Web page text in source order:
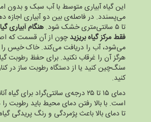
این گیاه آبیاری متوسط با آب سبک و بدون
تا ۵ سانتی‌متری خشک شود.
هنگام آبیاری
فقط مرکز گیاه بریزیدچون از آن قسمت که
می‌شود، آب را دریافت می‌کند. خاک خیس
هرگز آن را غرقاب نکنید. برای حفظ رطوبت
سنگ‌چین کنید یا از دستگاه رطوبت ساز در
کنید.
دمای ۱۵ تا ۲۵ درجه‌ی سانتی‌گراد برای
است. با بالا رفتن دمای محیط باید رطوبت
تا دمای بالا باعث پژمردگی و رنگ پریدگی